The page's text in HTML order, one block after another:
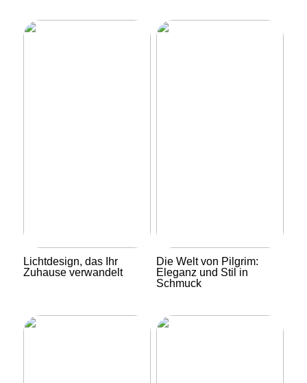
Lichtdesign, das Ihr
Zuhause verwandelt
Die Welt von Pilgrim:
Eleganz und Stil in
Schmuck